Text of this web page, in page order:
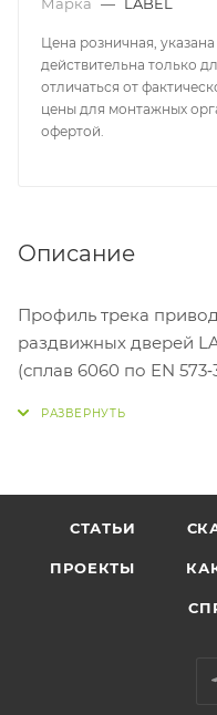
Цена розничная,
действительна только
отличаться от
цены для монтажных
офертой.
Описание
Профиль трека
раздвижных дверей
(сплав 6060 по EN
СТАТЬИ
ПРОЕКТЫ